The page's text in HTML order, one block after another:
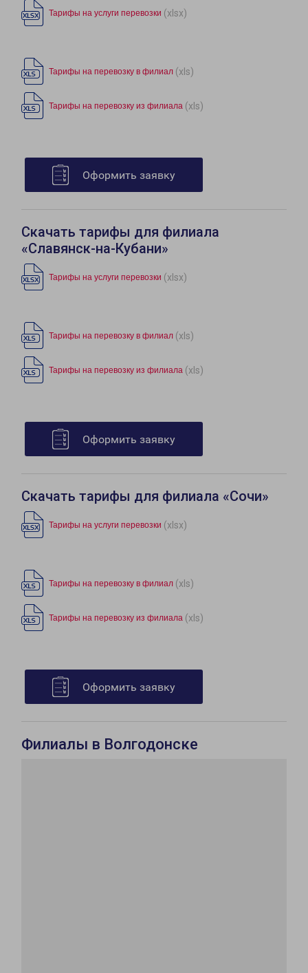
Тарифы на услуги перевозки (xlsx)
Тарифы на перевозку в филиал (xls)
Тарифы на перевозку из филиала (xls)
Оформить заявку
Скачать тарифы для филиала
«Славянск-на-Кубани»
Тарифы на услуги перевозки (xlsx)
Тарифы на перевозку в филиал (xls)
Тарифы на перевозку из филиала (xls)
Оформить заявку
Скачать тарифы для филиала «Сочи»
Тарифы на услуги перевозки (xlsx)
Тарифы на перевозку в филиал (xls)
Тарифы на перевозку из филиала (xls)
Оформить заявку
Филиалы в Волгодонске